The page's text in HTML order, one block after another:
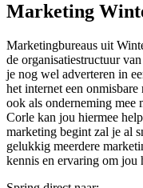
Marketing
Marketingbureaus uit
de organisatiestructuur
je nog wel adverteren in
het internet een
ook als onderneming mee
Corle kan jou hiermee
marketing begint zal je al
gelukkig meerdere
kennis en ervaring om jou